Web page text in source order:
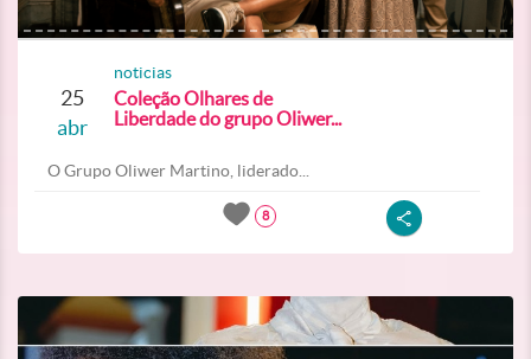
25
abr
noticias
Coleção Olhares de
Liberdade do grupo Oliwer...
O Grupo Oliwer Martino, liderado...
8